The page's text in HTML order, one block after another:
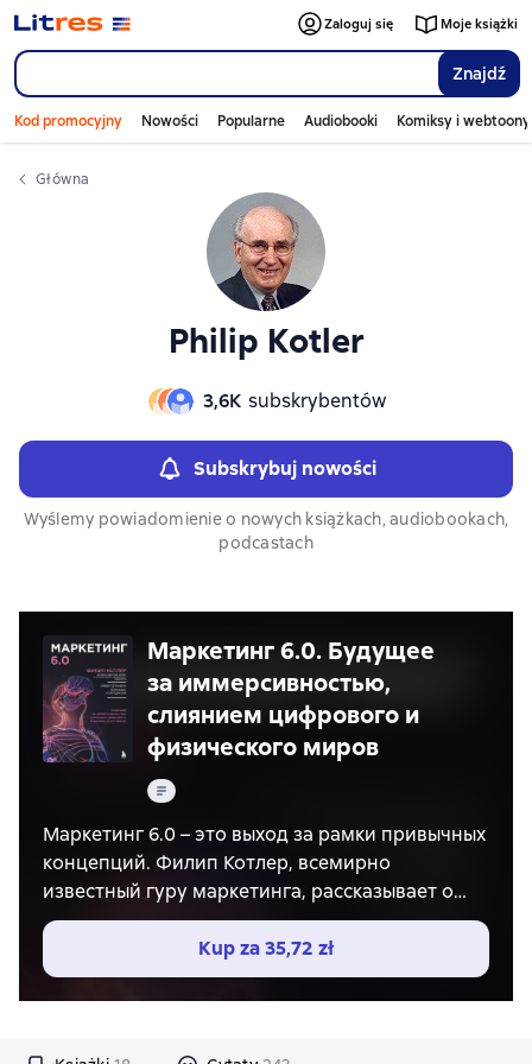
Znajdź
Zaloguj się Moje książki
Kod promocyjny Nowości Popularne Audiobooki Komiksy i webtoony
Główna
Philip Kotler
3,6К subskrybentów
Subskrybuj nowości
Wyślemy powiadomienie o nowych książkach, audiobookach,
podcastach
Маркетинг 6.0. Будущее
за иммерсивностью,
слиянием цифрового и
физического миров
Tekst
Маркетинг 6.0 – это выход за рамки привычных
концепций. Филип Котлер, всемирно
известный гуру маркетинга, рассказывает о
метамаркетинге – подлинном слиянии
цифрового и физического миров, которое
порождает интерактивный и захватывающий
клиентский опыт. Этот подход рассчитан на
Kup za35,72 zł
Слайдер с книгами
Слайдер с книгами